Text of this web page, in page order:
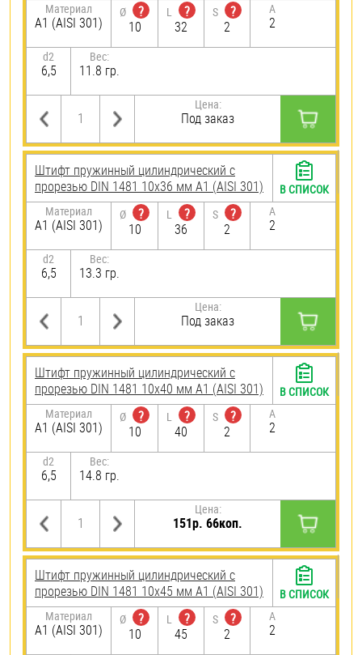
Материал
А1 (AISI 301)
Ø
?
10
L
?
32
S
?
2
A
2
d2
6,5
Вес:
11.8 гр.
Цена:
Под заказ
Штифт пружинный цилиндрический с
прорезью DIN 1481 10х36 мм А1 (AISI 301)
Материал
А1 (AISI 301)
Ø
?
10
L
?
36
S
?
2
A
2
d2
6,5
Вес:
13.3 гр.
Цена:
Под заказ
В СПИСОК
Штифт пружинный цилиндрический с
прорезью DIN 1481 10х40 мм А1 (AISI 301)
Материал
А1 (AISI 301)
Ø
?
10
L
?
40
S
?
2
A
2
d2
6,5
Вес:
14.8 гр.
Цена:
151р. 66коп.
В СПИСОК
Штифт пружинный цилиндрический с
прорезью DIN 1481 10х45 мм А1 (AISI 301)
Материал
А1 (AISI 301)
Ø
?
10
L
?
45
S
?
2
A
2
В СПИСОК